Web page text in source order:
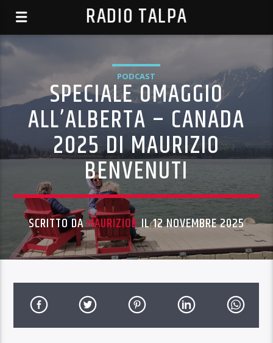
RADIO TALPA
PODCAST
SPECIALE OMAGGIO
ALL’ALBERTA – CANADA
2025 DI MAURIZIO
BENVENUTI
SCRITTO DAMAURIZIOBIL 12 NOVEMBRE 2025